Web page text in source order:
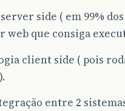
side ( em 99% dos
que consiga
client side ( pois
entre 2